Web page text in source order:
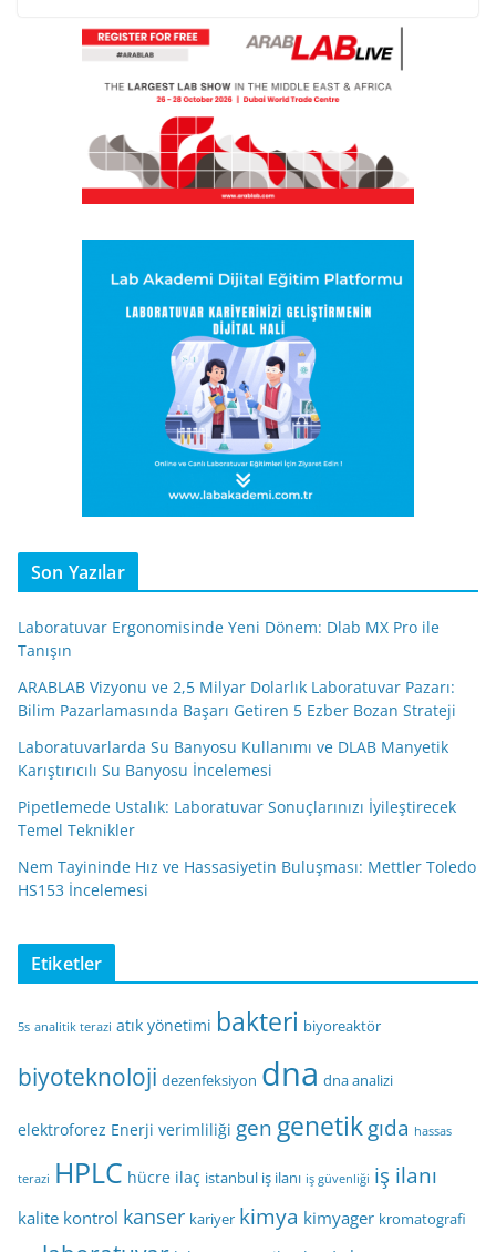
Son Yazılar
Laboratuvar Ergonomisinde Yeni Dönem: Dlab MX Pro ile
Tanışın
ARABLAB Vizyonu ve 2,5 Milyar Dolarlık Laboratuvar Pazarı:
Bilim Pazarlamasında Başarı Getiren 5 Ezber Bozan Strateji
Laboratuvarlarda Su Banyosu Kullanımı ve DLAB Manyetik
Karıştırıcılı Su Banyosu İncelemesi
Pipetlemede Ustalık: Laboratuvar Sonuçlarınızı İyileştirecek
Temel Teknikler
Nem Tayininde Hız ve Hassasiyetin Buluşması: Mettler Toledo
HS153 İncelemesi
Etiketler
5s analitik terazi atık yönetimi bakteri biyoreaktör
biyoteknoloji dezenfeksiyon dna dna analizi
elektroforez Enerji verimliliği gen genetikgıda hassas
terazi HPLC hücre ilaç istanbul iş ilanı iş güvenliği iş ilanı
kalite kontrol kanser kariyer kimya kimyager kromatografi